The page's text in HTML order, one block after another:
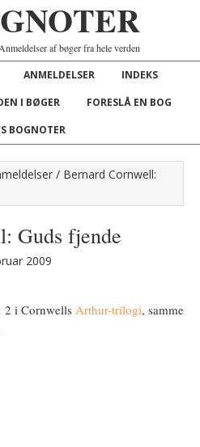
af bøger fra hele verden
ANMELDELSER
INDEKS
I BØGER
FORESLÅ EN BOG
BOGNOTER
/ Bernard Cornwell:
Guds fjende
2009
2 i Cornwells Arthur-trilogi, samme